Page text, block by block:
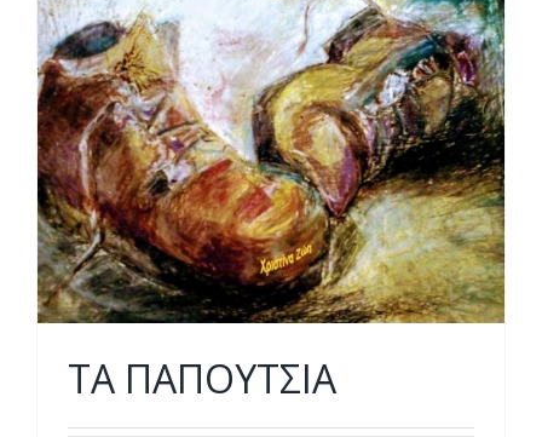
ΤΑ ΠΑΠΟΥΤΣΙΑ